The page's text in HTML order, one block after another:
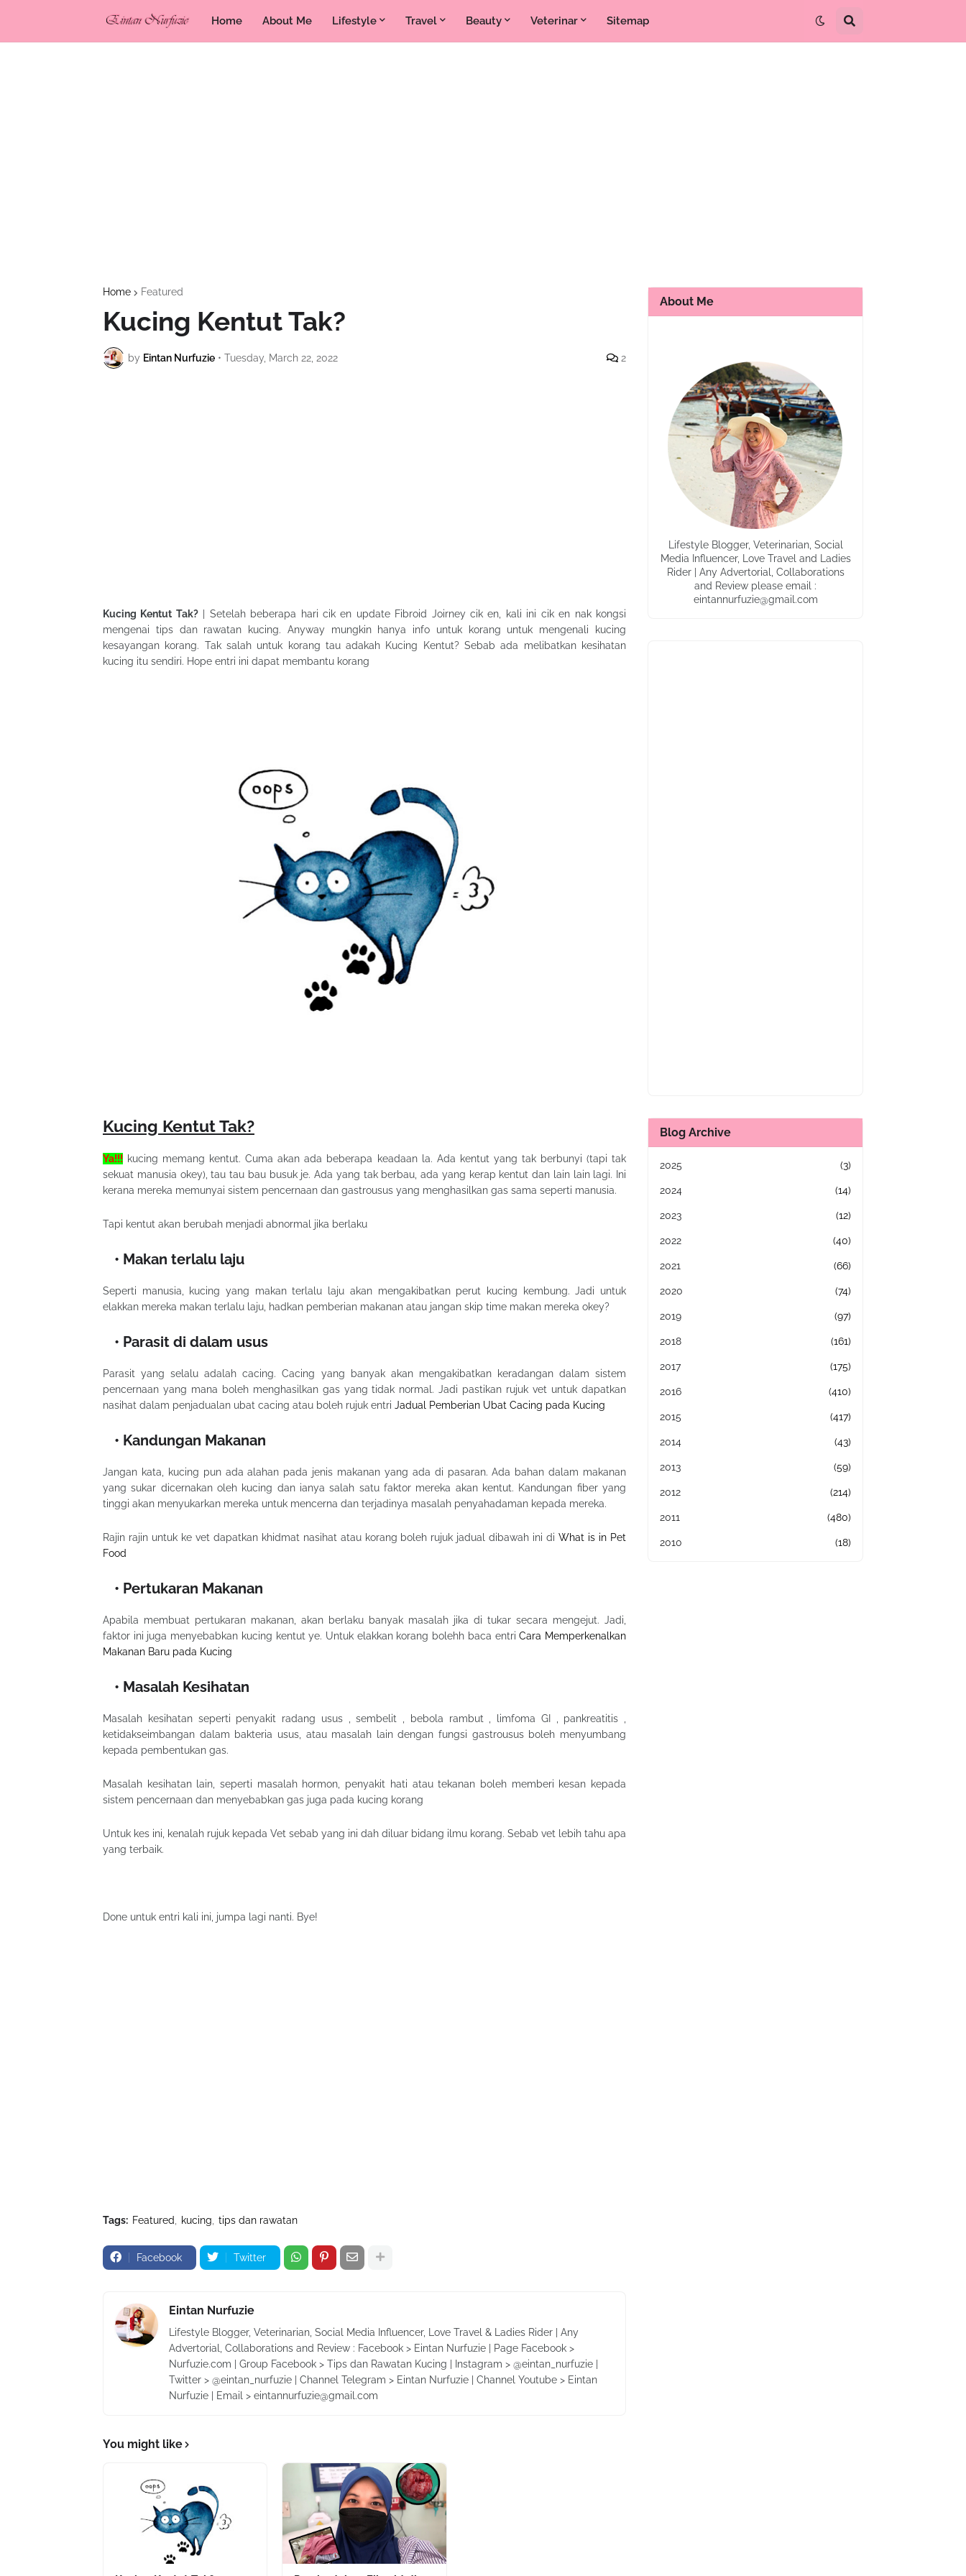
Home About Me Lifestyle Travel Beauty Veterinar Sitemap
Home Featured
Kucing Kentut Tak?
by Eintan Nurfuzie • Tuesday, March 22, 2022 2
Kucing Kentut Tak?| Setelah beberapa hari cik en update Fibroid Joirney cik en, kali ini cik en nak kongsi
mengenai tips dan rawatan kucing. Anyway mungkin hanya info untuk korang untuk mengenali kucing
kesayangan korang. Tak salah untuk korang tau adakah Kucing Kentut? Sebab ada melibatkan kesihatan
kucing itu sendiri. Hope entri ini dapat membantu korang
Kucing Kentut Tak?
Ya!!! kucing memang kentut. Cuma akan ada beberapa keadaan la. Ada kentut yang tak berbunyi (tapi tak
sekuat manusia okey), tau tau bau busuk je. Ada yang tak berbau, ada yang kerap kentut dan lain lain lagi. Ini
kerana mereka memunyai sistem pencernaan dan gastrousus yang menghasilkan gas sama seperti manusia.
Tapi kentut akan berubah menjadi abnormal jika berlaku
Makan terlalu laju
Seperti manusia, kucing yang makan terlalu laju akan mengakibatkan perut kucing kembung. Jadi untuk
elakkan mereka makan terlalu laju, hadkan pemberian makanan atau jangan skip time makan mereka okey?
Parasit di dalam usus
Parasit yang selalu adalah cacing. Cacing yang banyak akan mengakibatkan keradangan dalam sistem
pencernaan yang mana boleh menghasilkan gas yang tidak normal. Jadi pastikan rujuk vet untuk dapatkan
nasihat dalam penjadualan ubat cacing atau boleh rujuk entri Jadual Pemberian Ubat Cacing pada Kucing
Kandungan Makanan
Jangan kata, kucing pun ada alahan pada jenis makanan yang ada di pasaran. Ada bahan dalam makanan
yang sukar dicernakan oleh kucing dan ianya salah satu faktor mereka akan kentut. Kandungan fiber yang
tinggi akan menyukarkan mereka untuk mencerna dan terjadinya masalah penyahadaman kepada mereka.
Rajin rajin untuk ke vet dapatkan khidmat nasihat atau korang boleh rujuk jadual dibawah ini diWhat is in Pet
Food
Pertukaran Makanan
Apabila membuat pertukaran makanan, akan berlaku banyak masalah jika di tukar secara mengejut. Jadi,
faktor ini juga menyebabkan kucing kentut ye. Untuk elakkan korang bolehh baca entriCara Memperkenalkan
Makanan Baru pada Kucing
Masalah Kesihatan
Masalah kesihatan seperti penyakit radang usus , sembelit , bebola rambut , limfoma GI , pankreatitis ,
ketidakseimbangan dalam bakteria usus, atau masalah lain dengan fungsi gastrousus boleh menyumbang
kepada pembentukan gas.
Masalah kesihatan lain, seperti masalah hormon, penyakit hati atau tekanan boleh memberi kesan kepada
sistem pencernaan dan menyebabkan gas juga pada kucing korang
Untuk kes ini, kenalah rujuk kepada Vet sebab yang ini dah diluar bidang ilmu korang. Sebab vet lebih tahu apa
yang terbaik.
Done untuk entri kali ini, jumpa lagi nanti. Bye!
Tags: Featured kucing tips dan rawatan
Facebook Twitter
Eintan Nurfuzie
Lifestyle Blogger, Veterinarian, Social Media Influencer, Love Travel & Ladies Rider | Any
Advertorial, Collaborations and Review : Facebook > Eintan Nurfuzie | Page Facebook >
Nurfuzie.com | Group Facebook > Tips dan Rawatan Kucing | Instagram > @eintan_nurfuzie |
Twitter > @eintan_nurfuzie | Channel Telegram > Eintan Nurfuzie | Channel Youtube > Eintan
Nurfuzie | Email > eintannurfuzie@gmail.com
You might like
About Me
Lifestyle Blogger, Veterinarian, Social
Media Influencer, Love Travel and Ladies
Rider | Any Advertorial, Collaborations
and Review please email :
eintannurfuzie@gmail.com
Blog Archive
2025 (3)
2024 (14)
2023 (12)
2022 (40)
2021 (66)
2020 (74)
2019 (97)
2018 (161)
2017 (175)
2016 (410)
2015 (417)
2014 (43)
2013 (59)
2012 (214)
2011 (480)
2010 (18)